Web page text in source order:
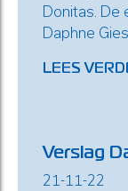
Donitas.
Daphne
LEES
Verslag
21-11-22